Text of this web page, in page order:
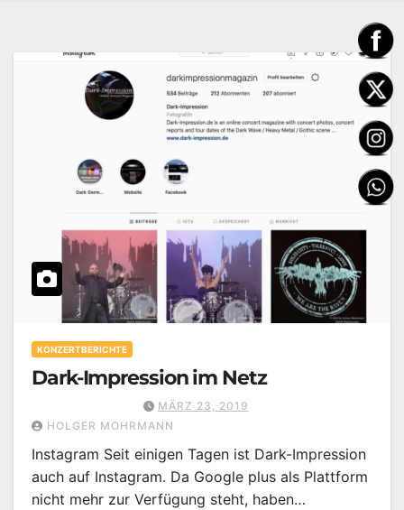
KONZERTBERICHTE
Dark-Impression im Netz
MÄRZ 23, 2019
HOLGER MOHRMANN
Instagram Seit einigen Tagen ist Dark-Impression
auch auf Instagram. Da Google plus als Plattform
nicht mehr zur Verfügung steht, haben…